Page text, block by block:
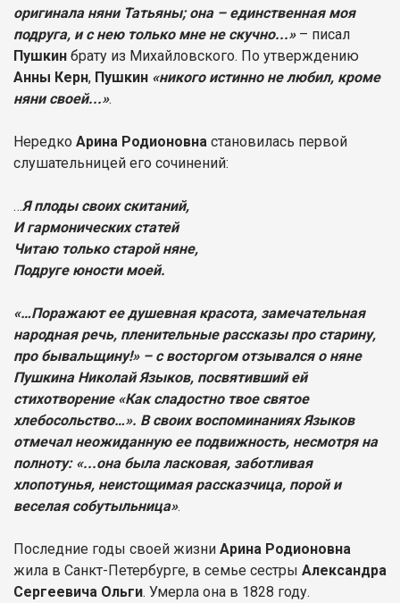
оригинала няни Татьяны; она – единственная моя
подруга, и с нею только мне не скучно...»– писал
Пушкин брату из Михайловского. По утверждению
Анны Керн, Пушкин «никого истинно не любил, кроме
няни своей...».
Нередко Арина Родионовна становилась первой
слушательницей его сочинений:
…Я плоды своих скитаний,
И гармонических статей
Читаю только старой няне,
Подруге юности моей.
«…Поражают ее душевная красота, замечательная
народная речь, пленительные рассказы про старину,
про бывальщину!» – с восторгом отзывался о няне
Пушкина Николай Языков, посвятивший ей
стихотворение «Как сладостно твое святое
хлебосольство…». В своих воспоминаниях Языков
отмечал неожиданную ее подвижность, несмотря на
полноту: «...она была ласковая, заботливая
хлопотунья, неистощимая рассказчица, порой и
веселая собутыльница».
Последние годы своей жизни Арина Родионовна
жила в Санкт-Петербурге, в семье сестры Александра
Сергеевича Ольги. Умерла она в 1828 году.